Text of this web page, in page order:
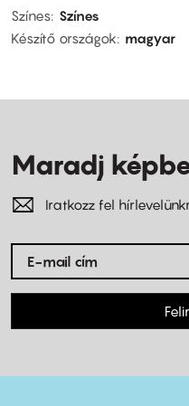
Színes Színes
Készítő országok
magyar
Maradj
Iratkozz fel